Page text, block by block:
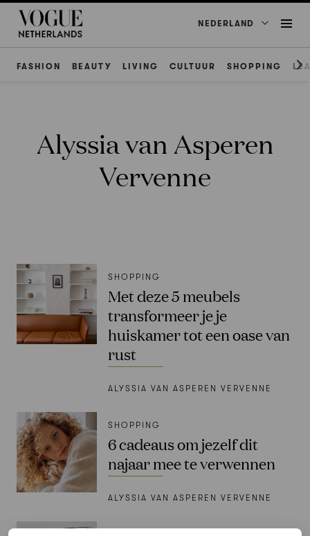
NEDERLAND
FASHION BEAUTY LIVING CULTUUR SHOPPING
Alyssia van Asperen
Vervenne
SHOPPING
Met deze 5 meubels
transformeer je je
huiskamer tot een oase van
rust
ALYSSIA VAN ASPEREN VERVENNE
SHOPPING
6 cadeaus om jezelf dit
najaar mee te verwennen
ALYSSIA VAN ASPEREN VERVENNE